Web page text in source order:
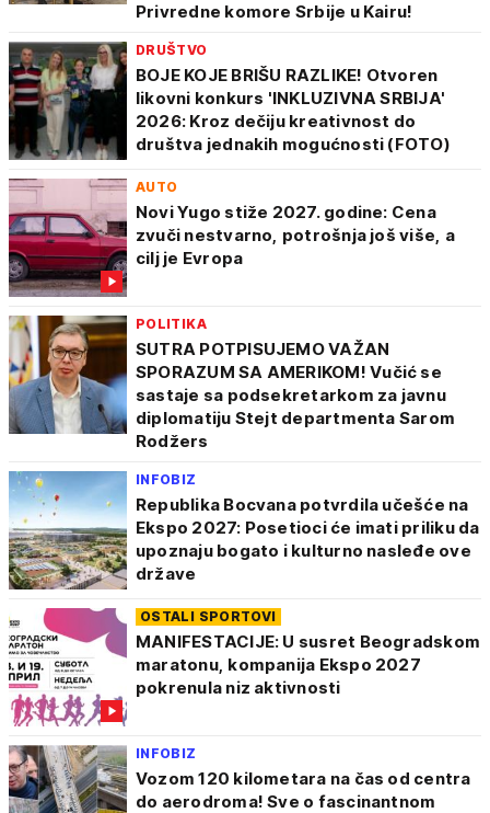
Privredne komore Srbije u Kairu!
DRUŠTVO
BOJE KOJE BRIŠU RAZLIKE! Otvoren
likovni konkurs 'INKLUZIVNA SRBIJA'
2026: Kroz dečiju kreativnost do
društva jednakih mogućnosti (FOTO)
AUTO
Novi Yugo stiže 2027. godine: Cena
zvuči nestvarno, potrošnja još više, a
cilj je Evropa
POLITIKA
SUTRA POTPISUJEMO VAŽAN
SPORAZUM SA AMERIKOM! Vučić se
sastaje sa podsekretarkom za javnu
diplomatiju Stejt departmenta Sarom
Rodžers
INFOBIZ
Republika Bocvana potvrdila učešće na
Ekspo 2027: Posetioci će imati priliku da
upoznaju bogato i kulturno nasleđe ove
države
OSTALI SPORTOVI
MANIFESTACIJE: U susret Beogradskom
maratonu, kompanija Ekspo 2027
pokrenula niz aktivnosti
INFOBIZ
Vozom 120 kilometara na čas od centra
do aerodroma! Sve o fascinantnom